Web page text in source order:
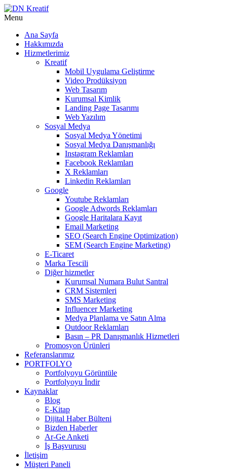
Menu
Ana Sayfa
Hakkımızda
Hizmetlerimiz
Kreatif
Mobil Uygulama Geliştirme
Video Prodüksiyon
Web Tasarım
Kurumsal Kimlik
Landing Page Tasarımı
Web Yazılım
Sosyal Medya
Sosyal Medya Yönetimi
Sosyal Medya Danışmanlığı
Instagram Reklamları
Facebook Reklamları
X Reklamları
Linkedin Reklamları
Google
Youtube Reklamları
Google Adwords Reklamları
Google Haritalara Kayıt
Email Marketing
SEO (Search Engine Optimization)
SEM (Search Engine Marketing)
E-Ticaret
Marka Tescili
Diğer hizmetler
Kurumsal Numara Bulut Santral
CRM Sistemleri
SMS Marketing
Influencer Marketing
Medya Planlama ve Satın Alma
Outdoor Reklamları
Basın – PR Danışmanlık Hizmetleri
Promosyon Ürünleri
Referanslarımız
PORTFOLYO
Portfolyoyu Görüntüle
Portfolyoyu İndir
Kaynaklar
Blog
E-Kitap
Dijital Haber Bülteni
Bizden Haberler
Ar-Ge Anketi
İş Başvurusu
İletişim
Müşteri Paneli